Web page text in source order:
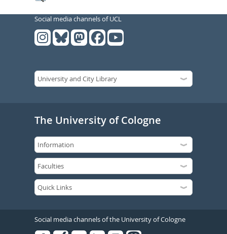
Social media channels of UCL
The University of Cologne
Social media channels of the University of Cologne